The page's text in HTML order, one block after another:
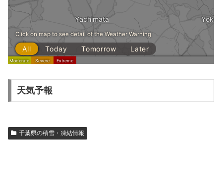
天気予報
千葉県の積雪・凍結情報